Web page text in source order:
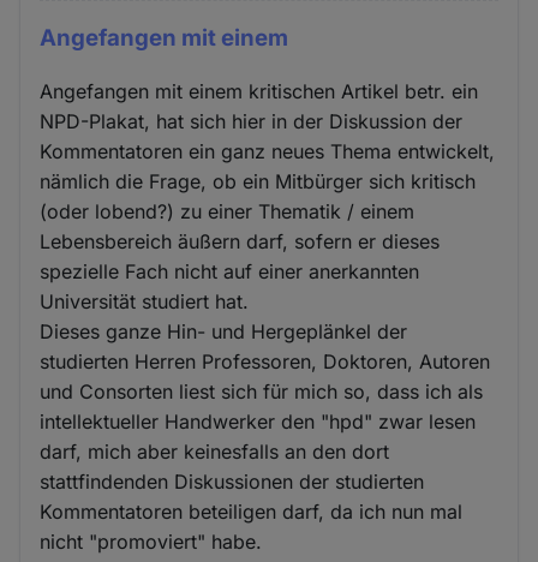
Angefangen mit einem
Angefangen mit einem kritischen Artikel betr. ein
NPD-Plakat, hat sich hier in der Diskussion der
Kommentatoren ein ganz neues Thema entwickelt,
nämlich die Frage, ob ein Mitbürger sich kritisch
(oder lobend?) zu einer Thematik / einem
Lebensbereich äußern darf, sofern er dieses
spezielle Fach nicht auf einer anerkannten
Universität studiert hat.
Dieses ganze Hin- und Hergeplänkel der
studierten Herren Professoren, Doktoren, Autoren
und Consorten liest sich für mich so, dass ich als
intellektueller Handwerker den "hpd" zwar lesen
darf, mich aber keinesfalls an den dort
stattfindenden Diskussionen der studierten
Kommentatoren beteiligen darf, da ich nun mal
nicht "promoviert" habe.